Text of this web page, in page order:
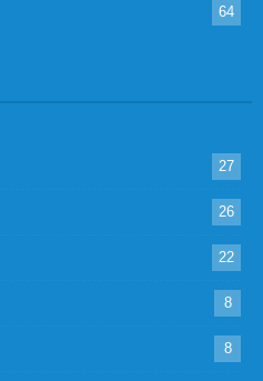
64
27
26
22
8
8